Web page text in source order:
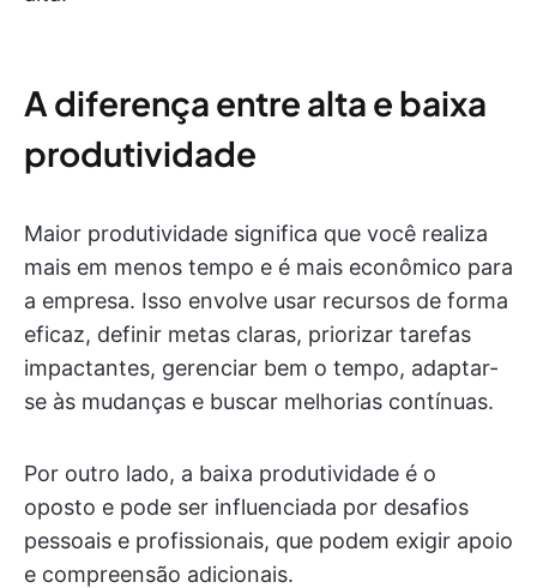
A diferença entre alta e baixa
produtividade
Maior produtividade significa que você realiza
mais em menos tempo e é mais econômico para
a empresa. Isso envolve usar recursos de forma
eficaz, definir metas claras, priorizar tarefas
impactantes, gerenciar bem o tempo, adaptar-
se às mudanças e buscar melhorias contínuas.
Por outro lado, a baixa produtividade é o
oposto e pode ser influenciada por desafios
pessoais e profissionais, que podem exigir apoio
e compreensão adicionais.